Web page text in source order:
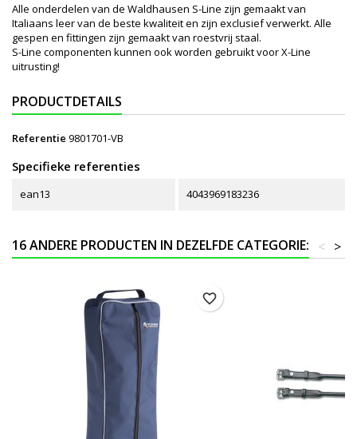
Alle onderdelen van de Waldhausen S-Line zijn gemaakt van
Italiaans leer van de beste kwaliteit en zijn exclusief verwerkt. Alle
gespen en fittingen zijn gemaakt van roestvrij staal.
S-Line componenten kunnen ook worden gebruikt voor X-Line
uitrusting!
PRODUCTDETAILS
Referentie 9801701-VB
Specifieke referenties
ean13 4043969183236
16 ANDERE PRODUCTEN IN DEZELFDE CATEGORIE: >
<
favorite_border